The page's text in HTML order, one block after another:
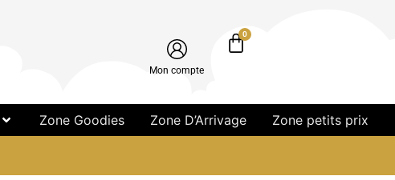
Mon compte
0
Zone Goodies Zone D’Arrivage Zone petits prix